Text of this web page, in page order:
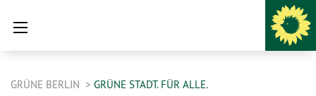
GRÜNE BERLIN GRÜNE STADT. FÜR ALLE.